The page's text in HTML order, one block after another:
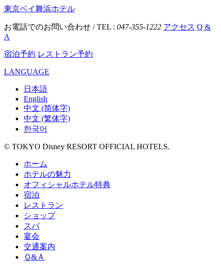
東京ベイ舞浜ホテル
お電話でのお問い合わせ / TEL : 047-355-1222 アクセス Q &
A
宿泊予約 レストラン予約
LANGUAGE
日本語
English
中文 (简体字)
中文 (繁体字)
한국어
© TOKYO Disney RESORT OFFICIAL HOTELS.
ホーム
ホテルの魅力
オフィシャルホテル特典
宿泊
レストラン
ショップ
スパ
宴会
交通案内
Ｑ&Ａ